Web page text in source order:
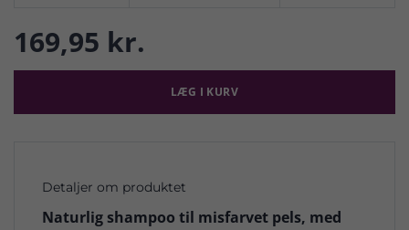
169,95 kr.
LÆG I KURV
Detaljer om produktet
Naturlig shampoo til misfarvet pels, med